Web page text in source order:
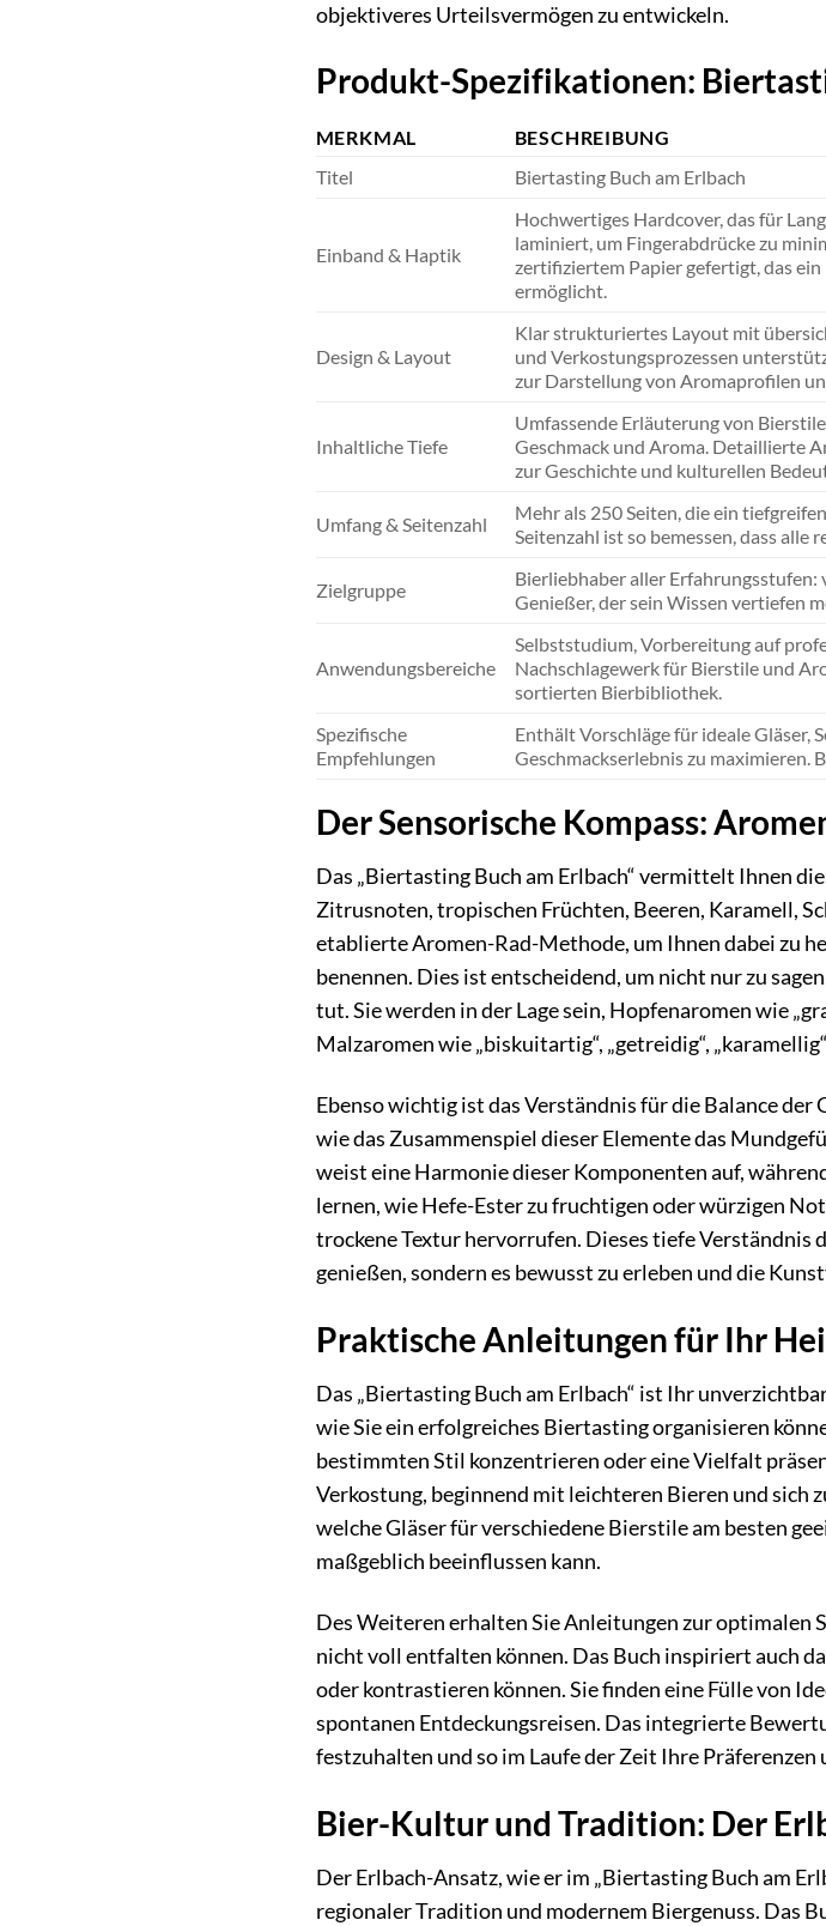
objektiveres Urteilsvermögen zu entwickeln.
Produkt-Spezifikationen:
MERKMAL
BESCHREIBUNG
Titel
Biertasting Buch am Erlbach
Einband & Haptik
Hochwertiges Hardcover, das für
laminiert, um Fingerabdrücke zu
zertifiziertem Papier gefertigt, das
ermöglicht.
Design & Layout
Klar strukturiertes Layout mit
und Verkostungsprozessen
zur Darstellung von Aromaprofilen
Inhaltliche Tiefe
Umfassende Erläuterung von
Geschmack und Aroma. Detaillierte
zur Geschichte und kulturellen
Umfang & Seitenzahl
Mehr als 250 Seiten, die ein
Seitenzahl ist so bemessen, dass alle
Zielgruppe
Bierliebhaber aller
Genießer, der sein Wissen vertiefen
Anwendungsbereiche
Selbststudium, Vorbereitung auf
Nachschlagewerk für Bierstile und
sortierten Bierbibliothek.
Spezifische
Empfehlungen
Enthält Vorschläge für ideale Gläser,
Geschmackserlebnis zu maximieren.
Der Sensorische Kompass:
Das „Biertasting Buch am Erlbach“ vermittelt Ihnen
Zitrusnoten, tropischen Früchten, Beeren, Karamell,
etablierte Aromen-Rad-Methode, um Ihnen dabei zu
benennen. Dies ist entscheidend, um nicht nur zu
tut. Sie werden in der Lage sein, Hopfenaromen wie
Malzaromen wie „biskuitartig“, „getreidig“,
Ebenso wichtig ist das Verständnis für die Balance
wie das Zusammenspiel dieser Elemente das
weist eine Harmonie dieser Komponenten auf,
lernen, wie Hefe-Ester zu fruchtigen oder würzigen
trockene Textur hervorrufen. Dieses tiefe Verständnis
genießen, sondern es bewusst zu erleben und die
Praktische Anleitungen für Ihr
Das „Biertasting Buch am Erlbach“ ist Ihr
wie Sie ein erfolgreiches Biertasting organisieren
bestimmten Stil konzentrieren oder eine Vielfalt
Verkostung, beginnend mit leichteren Bieren und sich
welche Gläser für verschiedene Bierstile am besten
maßgeblich beeinflussen kann.
Des Weiteren erhalten Sie Anleitungen zur optimalen
nicht voll entfalten können. Das Buch inspiriert auch
oder kontrastieren können. Sie finden eine Fülle von
spontanen Entdeckungsreisen. Das integrierte
festzuhalten und so im Laufe der Zeit Ihre
Bier-Kultur und Tradition: Der
Der Erlbach-Ansatz, wie er im „Biertasting Buch am
regionaler Tradition und modernem Biergenuss. Das